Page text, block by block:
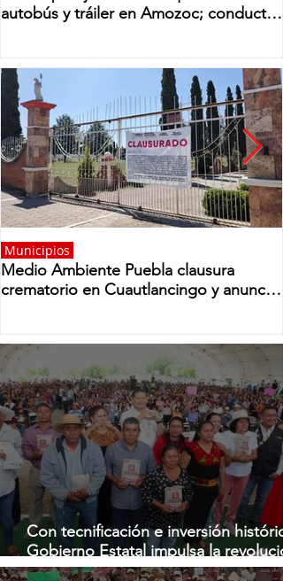
autobús y tráiler en Amozoc; conductor
Medio Ambiente Puebla clausura
crematorio en Cuautlancingo y anuncia
Municipios
Con tecnificación e inversión
Gobierno Estatal impulsa la
del campo